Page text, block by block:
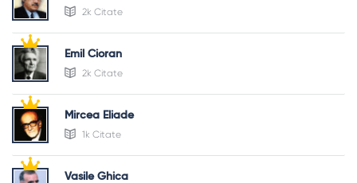
2k Citate
Emil Cioran
2k Citate
Mircea Eliade
1k Citate
Vasile Ghica